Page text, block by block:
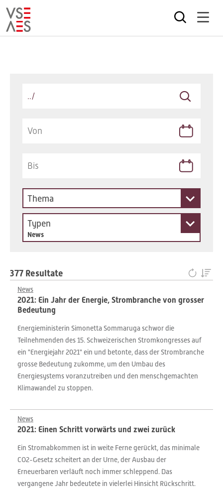
Thema
Typen
News
377 Resultate
News
2021: Ein Jahr der Energie, Strombranche von grosser
Bedeutung
Energieministerin Simonetta Sommaruga schwor die
Teilnehmenden des 15. Schweizerischen Stromkongresses auf
ein "Energiejahr 2021" ein und betonte, dass der Strombranche
grosse Bedeutung zukomme, um den Umbau des
Energiesystems voranzutreiben und den menschgemachten
Klimawandel zu stoppen.
News
2021: Einen Schritt vorwärts und zwei zurück
Ein Stromabkommen ist in weite Ferne gerückt, das minimale
CO2-Gesetz scheitert an der Urne, der Ausbau der
Erneuerbaren verläuft noch immer schleppend. Das
vergangene Jahr bedeutete in vielerlei Hinsicht Rückschritt.